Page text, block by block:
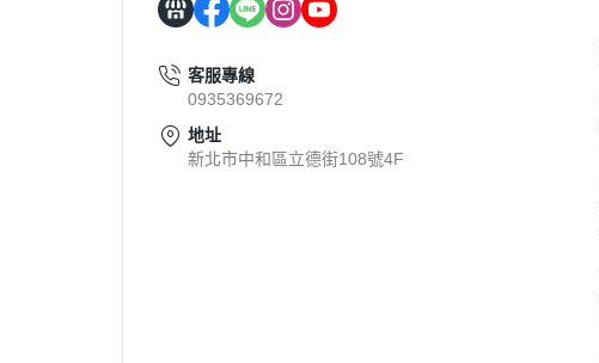
客服專線
0935369672
地址
新北市中和區立德街108號4F